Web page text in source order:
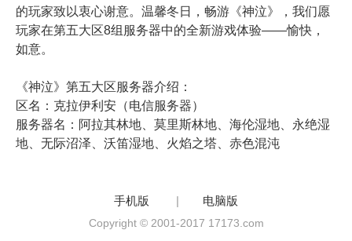
的玩家致以衷心谢意。温馨冬日，畅游《神泣》，我们愿
玩家在第五大区8组服务器中的全新游戏体验——愉快，
如意。
《神泣》第五大区服务器介绍：
区名：克拉伊利安（电信服务器）
服务器名：阿拉其林地、莫里斯林地、海伦湿地、永绝湿
地、无际沼泽、沃笛湿地、火焰之塔、赤色混沌
手机版 | 电脑版
Copyright © 2001-2017 17173.com